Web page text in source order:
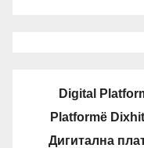
Digital
Platformë
Дигитална